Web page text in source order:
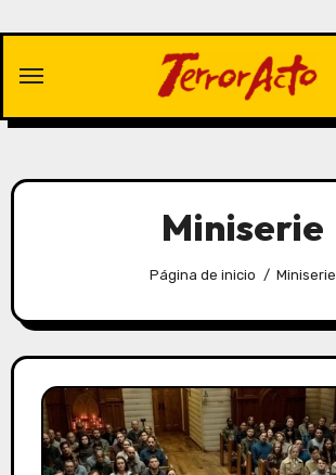
contenido
Miniserie
Página de inicio Miniserie